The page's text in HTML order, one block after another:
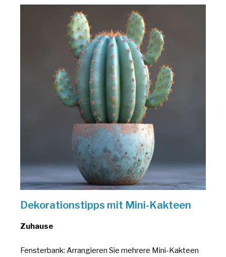
Dekorationstipps mit Mini-Kakteen
Zuhause
Fensterbank: Arrangieren Sie mehrere Mini-Kakteen